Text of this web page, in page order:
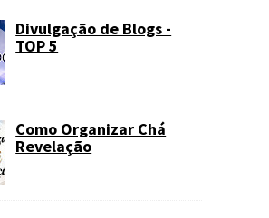
Divulgação de Blogs -
TOP 5
Como Organizar Chá
Revelação